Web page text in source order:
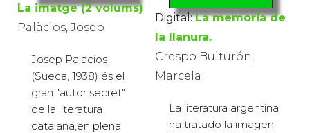
La imatge (2 volums)
Palàcios, Josep
Josep Palacios
(Sueca, 1938) és el
gran "autor secret"
de la literatura
catalana,en plena
Digital: La memoria de
la llanura.
Crespo Buiturón,
Marcela
La literatura argentina
ha tratado la imagen